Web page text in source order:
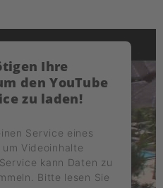
Ihre
den YouTube
zu laden!
Service eines
Videoinhalte
kann Daten zu
Bitte lesen Sie